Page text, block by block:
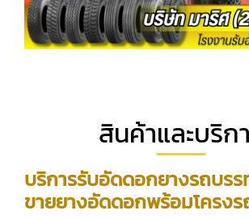
สินค้าและบริก
บริการรับอัดดอกยางรถบรร
ขายยางอัดดอกพร้อมโครง